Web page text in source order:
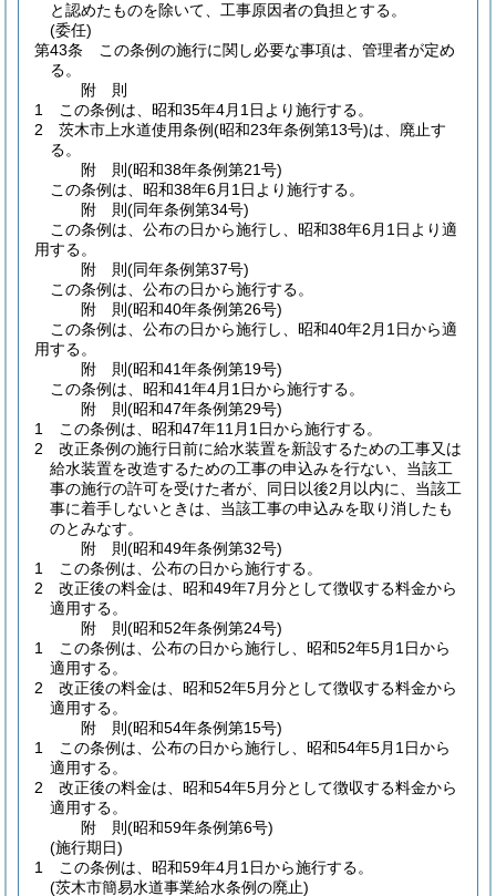
と認めたものを除いて、工事原因者の負担とする。
(委任)
第43条
この条例の施行に関し必要な事項は、管理者が定め
る。
附 則
1
この条例は、昭和35年4月1日より施行する。
2
茨木市上水道使用条例(昭和23年条例第13号)は、廃止す
る。
附 則(昭和38年条例第21号)
この条例は、昭和38年6月1日より施行する。
附 則(同年条例第34号)
この条例は、公布の日から施行し、昭和38年6月1日より適
用する。
附 則(同年条例第37号)
この条例は、公布の日から施行する。
附 則(昭和40年条例第26号)
この条例は、公布の日から施行し、昭和40年2月1日から適
用する。
附 則(昭和41年条例第19号)
この条例は、昭和41年4月1日から施行する。
附 則(昭和47年条例第29号)
1
この条例は、昭和47年11月1日から施行する。
2
改正条例の施行日前に給水装置を新設するための工事又は
給水装置を改造するための工事の申込みを行ない、当該工
事の施行の許可を受けた者が、同日以後2月以内に、当該工
事に着手しないときは、当該工事の申込みを取り消したも
のとみなす。
附 則(昭和49年条例第32号)
1
この条例は、公布の日から施行する。
2
改正後の料金は、昭和49年7月分として徴収する料金から
適用する。
附 則(昭和52年条例第24号)
1
この条例は、公布の日から施行し、昭和52年5月1日から
適用する。
2
改正後の料金は、昭和52年5月分として徴収する料金から
適用する。
附 則(昭和54年条例第15号)
1
この条例は、公布の日から施行し、昭和54年5月1日から
適用する。
2
改正後の料金は、昭和54年5月分として徴収する料金から
適用する。
附 則(昭和59年条例第6号)
(施行期日)
1
この条例は、昭和59年4月1日から施行する。
(茨木市簡易水道事業給水条例の廃止)